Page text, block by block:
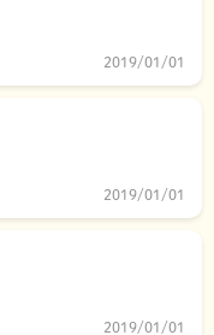
2019/01/01
2019/01/01
2019/01/01